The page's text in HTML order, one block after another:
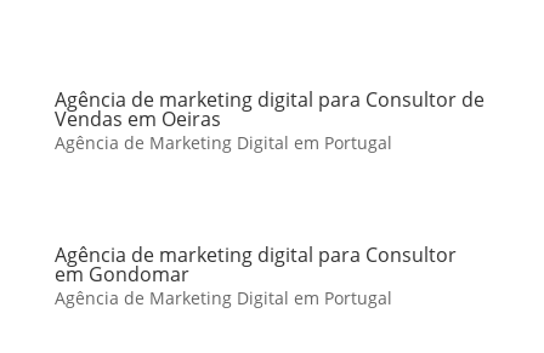
Agência de marketing digital para Consultor de
Vendas em Oeiras
Agência de Marketing Digital em Portugal
Agência de marketing digital para Consultor
em Gondomar
Agência de Marketing Digital em Portugal